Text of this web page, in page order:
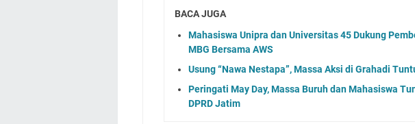
BACA JUGA
Mahasiswa Unipra dan Universitas 45 Dukung
MBG Bersama AWS
Usung “Nawa Nestapa”, Massa Aksi di Grahadi
Peringati May Day, Massa Buruh dan Mahasiswa
DPRD Jatim